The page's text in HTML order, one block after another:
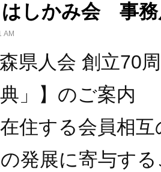
しかみ会 事務
AM
森県人会 創立70
」】のご案内
住する会員相
発展に寄与す